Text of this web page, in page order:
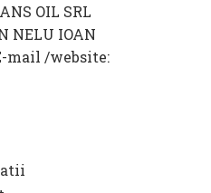
OIL SRL
NELU IOAN
mail /website: